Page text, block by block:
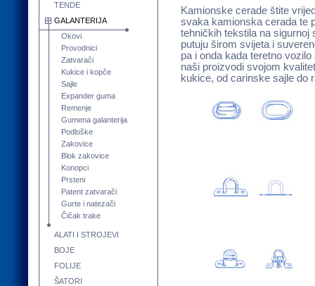
TENDE
GALANTERIJA
Okovi
Provodnici
Zatvarači
Kukice i kopče
Sajle
Expander guma
Remenje
Gumena galanterija
Podloške
Zakovice
Blok zakovice
Konopci
Prsteni
Patent zatvarači
Gurte i natezači
Čičak trake
ALATI I STROJEVI
BOJE
FOLIJE
ŠATORI
Kamionske cerade štite
svaka kamionska cerada te
tehničkih tekstila na sigurnoj
putuju širom svijeta i
pa i onda kada teretno
naši proizvodi svojom
kukice, od carinske sajle do